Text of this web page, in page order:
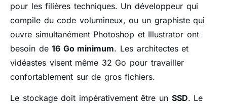
pour les filières techniques. Un développeur qui
compile du code volumineux, ou un graphiste qui
ouvre simultanément Photoshop et Illustrator ont
besoin de16 Go minimum. Les architectes et
vidéastes visent même 32 Go pour travailler
confortablement sur de gros fichiers.
Le stockage doit impérativement être un SSD. Le